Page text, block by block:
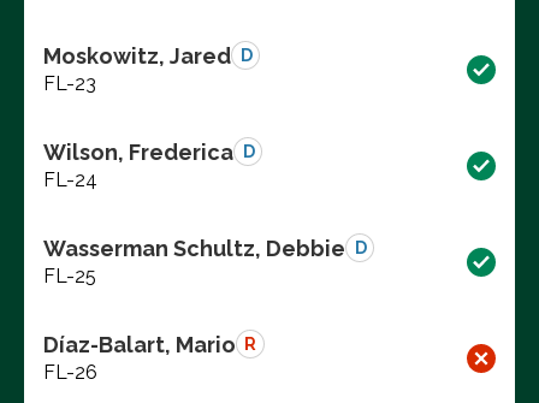
Moskowitz, Jared D
FL-23
Wilson, Frederica D
FL-24
Wasserman Schultz, Debbie D
FL-25
Díaz-Balart, Mario R
FL-26